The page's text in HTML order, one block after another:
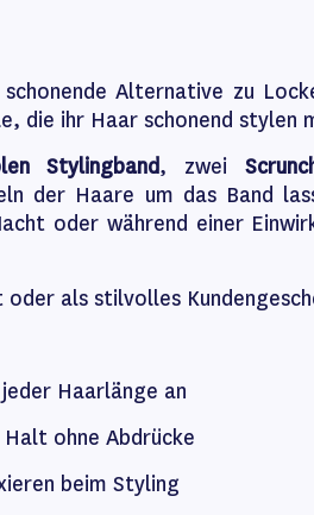
Alternative zu
die ihr Haar schonend stylen
Stylingband, zwei
der Haare um das Band
oder während einer
als stilvolles
Haarlänge an
ohne Abdrücke
beim Styling